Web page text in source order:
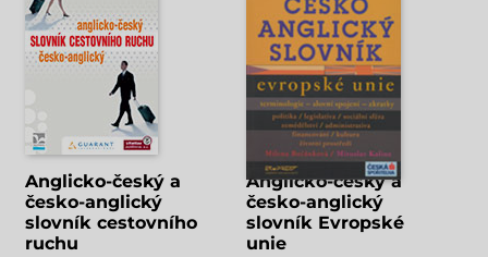
Anglicko-český a
česko-anglický
slovník cestovního
ruchu
Anglicko-český a
česko-anglický
slovník Evropské
unie